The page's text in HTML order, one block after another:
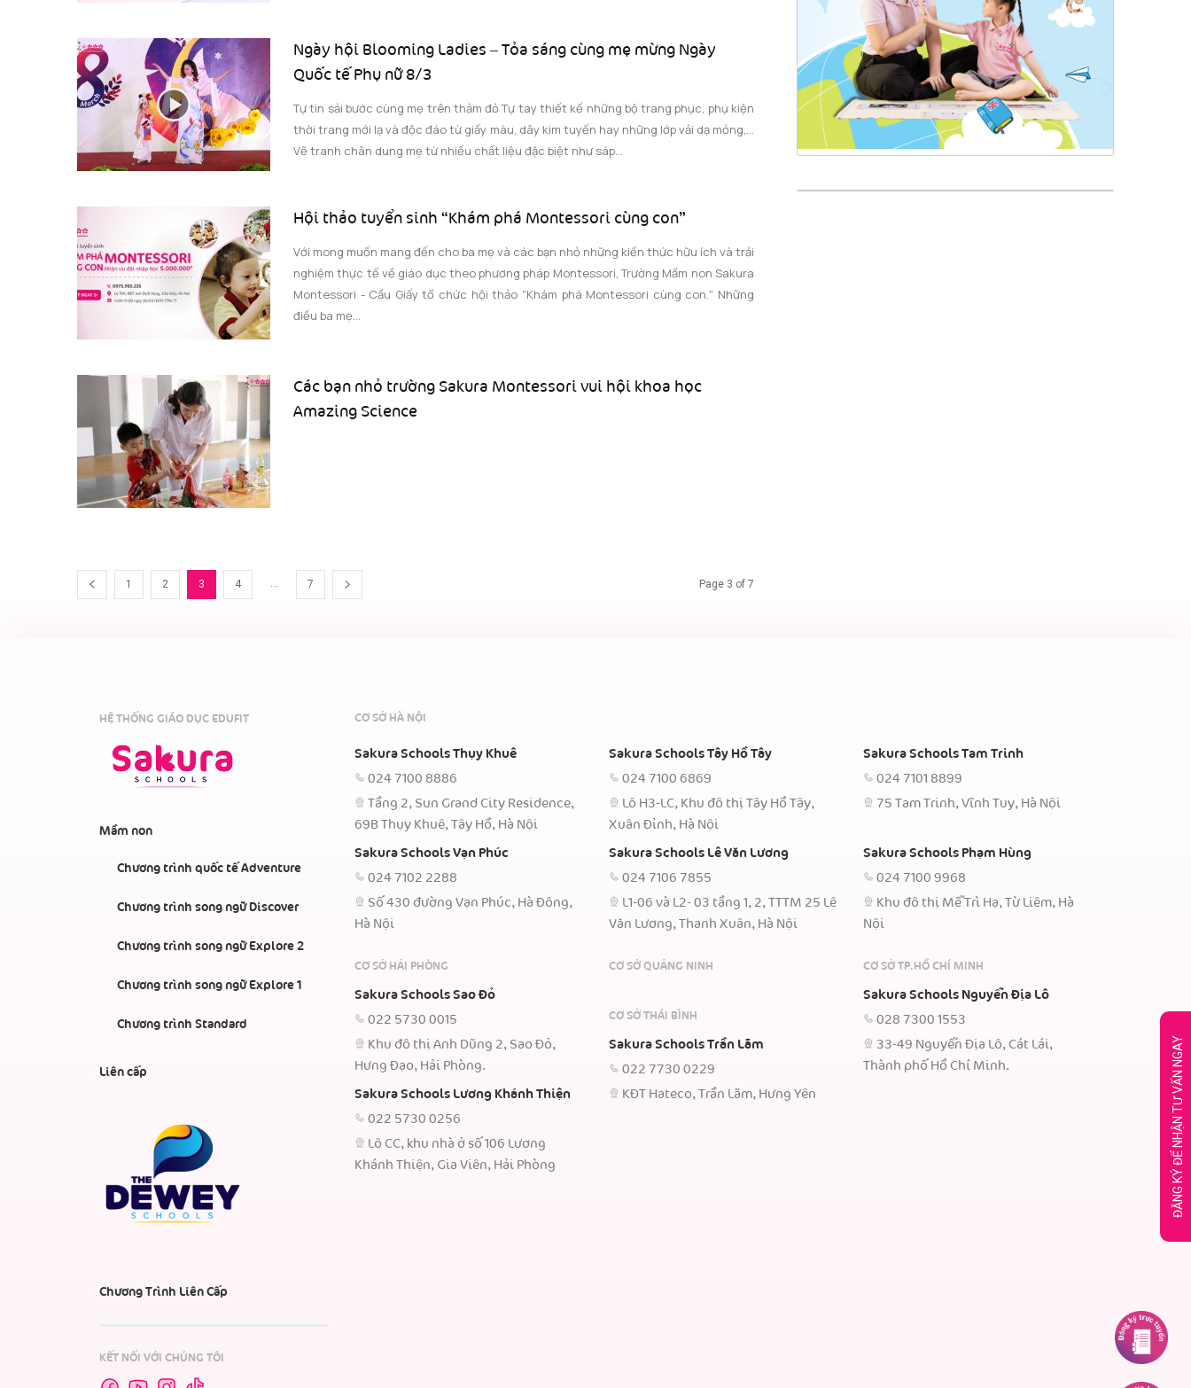
Ngày hội Blooming Ladies – Tỏa sáng cùng mẹ mừng Ngày
Quốc tế Phụ nữ 8/3
Tự tin sải bước cùng mẹ trên thảm đỏ Tự tay thiết kế những bộ trang phục, phụ kiện
thời trang mới lạ và độc đáo từ giấy màu, dây kim tuyến hay những lớp vải dạ mỏng,...
Vẽ tranh chân dung mẹ từ nhiều chất liệu đặc biệt như sáp...
Hội thảo tuyển sinh “Khám phá Montessori cùng con”
Với mong muốn mang đến cho ba mẹ và các bạn nhỏ những kiến thức hữu ích và trải
nghiệm thực tế về giáo dục theo phương pháp Montessori, Trường Mầm non Sakura
Montessori - Cầu Giấy tổ chức hội thảo "Khám phá Montessori cùng con." Những
điều ba mẹ...
Các bạn nhỏ trường Sakura Montessori vui hội khoa học
Amazing Science
1 2 3 4 ... 7 Page 3 of 7
HỆ THỐNG GIÁO DỤC EDUFIT
Mầm non
Chương trình quốc tế Adventure
Chương trình song ngữ Discover
Chương trình song ngữ Explore 2
Chương trình song ngữ Explore 1
Chương trình Standard
Liên cấp
Chương Trình Liên Cấp
KẾT NỐI VỚI CHÚNG TÔI
CƠ SỞ HÀ NỘI
Sakura Schools Thụy Khuê
024 7100 8886
Tầng 2, Sun Grand City Residence,
69B Thụy Khuê, Tây Hồ, Hà Nội
Sakura Schools Tây Hồ Tây
024 7100 6869
Lô H3-LC, Khu đô thị Tây Hồ Tây,
Xuân Đỉnh, Hà Nội
Sakura Schools Tam Trinh
024 7101 8899
75 Tam Trinh, Vĩnh Tuy, Hà Nội
Sakura Schools Vạn Phúc
024 7102 2288
Số 430 đường Vạn Phúc, Hà Đông,
Hà Nội
Sakura Schools Lê Văn Lương
024 7106 7855
L1-06 và L2- 03 tầng 1, 2, TTTM 25 Lê
Văn Lương, Thanh Xuân, Hà Nội
Sakura Schools Phạm Hùng
024 7100 9968
Khu đô thị Mễ Trì Hạ, Từ Liêm, Hà
Nội
CƠ SỞ HẢI PHÒNG
Sakura Schools Sao Đỏ
022 5730 0015
Khu đô thị Anh Dũng 2, Sao Đỏ,
Hưng Đạo, Hải Phòng.
Sakura Schools Lương Khánh Thiện
022 5730 0256
Lô CC, khu nhà ở số 106 Lương
Khánh Thiện, Gia Viên, Hải Phòng
CƠ SỞ QUẢNG NINH
CƠ SỞ THÁI BÌNH
Sakura Schools Trần Lãm
022 7730 0229
KĐT Hateco, Trần Lãm, Hưng Yên
CƠ SỞ TP.HỒ CHÍ MINH
Sakura Schools Nguyễn Địa Lô
028 7300 1553
33-49 Nguyễn Địa Lô, Cát Lái,
Thành phố Hồ Chí Minh.
ĐĂNG KÝ ĐỂ NHẬN TƯ VẤN NGAY